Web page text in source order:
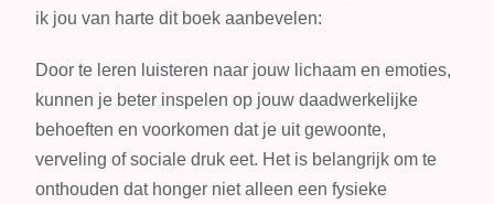
ik jou van harte dit boek aanbevelen:
Door te leren luisteren naar jouw lichaam en emoties,
kunnen je beter inspelen op jouw daadwerkelijke
behoeften en voorkomen dat je uit gewoonte,
verveling of sociale druk eet. Het is belangrijk om te
onthouden dat honger niet alleen een fysieke